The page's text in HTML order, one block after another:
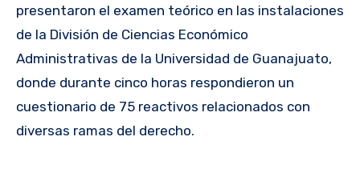
presentaron el examen teórico en las instalaciones
de la División de Ciencias Económico
Administrativas de la Universidad de Guanajuato,
donde durante cinco horas respondieron un
cuestionario de 75 reactivos relacionados con
diversas ramas del derecho.